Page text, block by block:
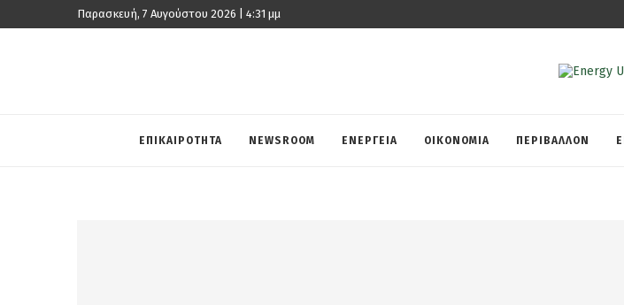
Παρασκευή, 7 Αυγούστου 2026 | 4:31 μμ
ΕΠΙΚΑΙΡΟΤΗΤΑ NEWSROOM ΕΝΕΡΓΕΙΑ ΟΙΚΟΝΟΜΙΑ ΠΕΡΙΒΑΛΛΟΝ